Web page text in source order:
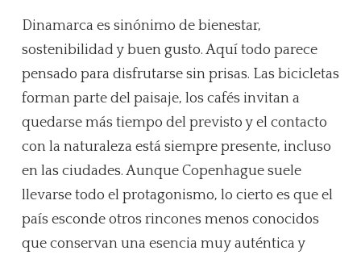
Dinamarca es sinónimo de bienestar,
sostenibilidad y buen gusto. Aquí todo parece
pensado para disfrutarse sin prisas. Las bicicletas
forman parte del paisaje, los cafés invitan a
quedarse más tiempo del previsto y el contacto
con la naturaleza está siempre presente, incluso
en las ciudades. Aunque Copenhague suele
llevarse todo el protagonismo, lo cierto es que el
país esconde otros rincones menos conocidos
que conservan una esencia muy auténtica y